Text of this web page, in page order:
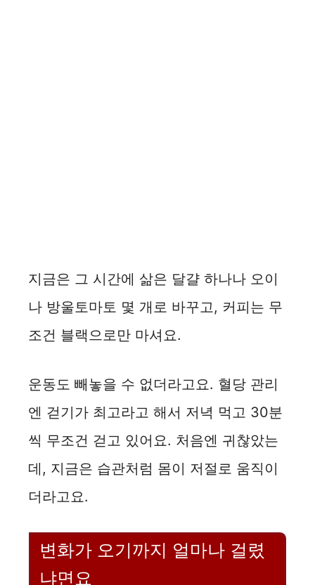
지금은 그 시간에 삶은 달걀 하나나 오이
나 방울토마토 몇 개로 바꾸고, 커피는 무
조건 블랙으로만 마셔요.
운동도 빼놓을 수 없더라고요. 혈당 관리
엔 걷기가 최고라고 해서 저녁 먹고 30분
씩 무조건 걷고 있어요. 처음엔 귀찮았는
데, 지금은 습관처럼 몸이 저절로 움직이
더라고요.
변화가 오기까지 얼마나 걸렸
냐면요